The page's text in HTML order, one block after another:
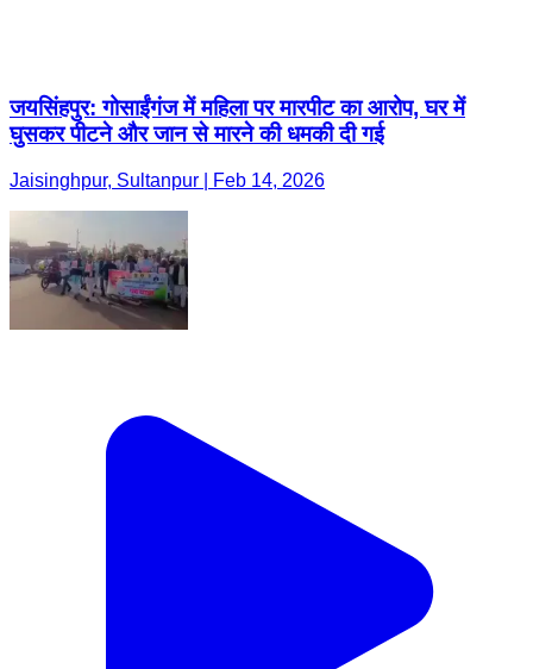
जयसिंहपुर: गोसाईंगंज में महिला पर मारपीट का आरोप, घर में
घुसकर पीटने और जान से मारने की धमकी दी गई
Jaisinghpur, Sultanpur | Feb 14, 2026